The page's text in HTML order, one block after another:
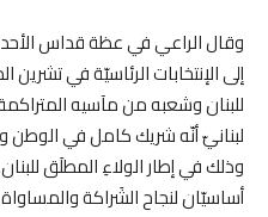
وقال الراعي في عظة قداس
إلى الإنتخابات الرئاسيّة في
للبنان وشعبه من مآسيه
لبنانيّ أنّه شريك كامل في الوطن
وذلك في إطار الولاءِ المطلَق
أساسيّان لنجاح الشَراكة والمساواة